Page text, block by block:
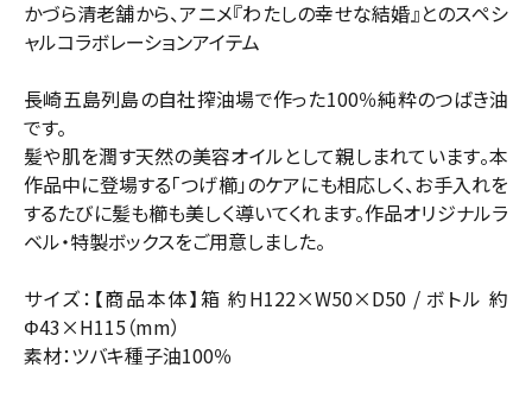
かづら清老舗から、アニメ『わたしの幸せな結婚』とのスペシ
ャルコラボレーションアイテム
長崎五島列島の自社搾油場で作った100％純粋のつばき油
です。
髪や肌を潤す天然の美容オイルとして親しまれています。本
作品中に登場する「つげ櫛」のケアにも相応しく、お手入れを
するたびに髪も櫛も美しく導いてくれます。作品オリジナルラ
ベル・特製ボックスをご用意しました。
サイズ：【商品本体】箱 約H122×W50×D50 / ボトル 約
Φ43×H115（mm）
素材：ツバキ種子油100％